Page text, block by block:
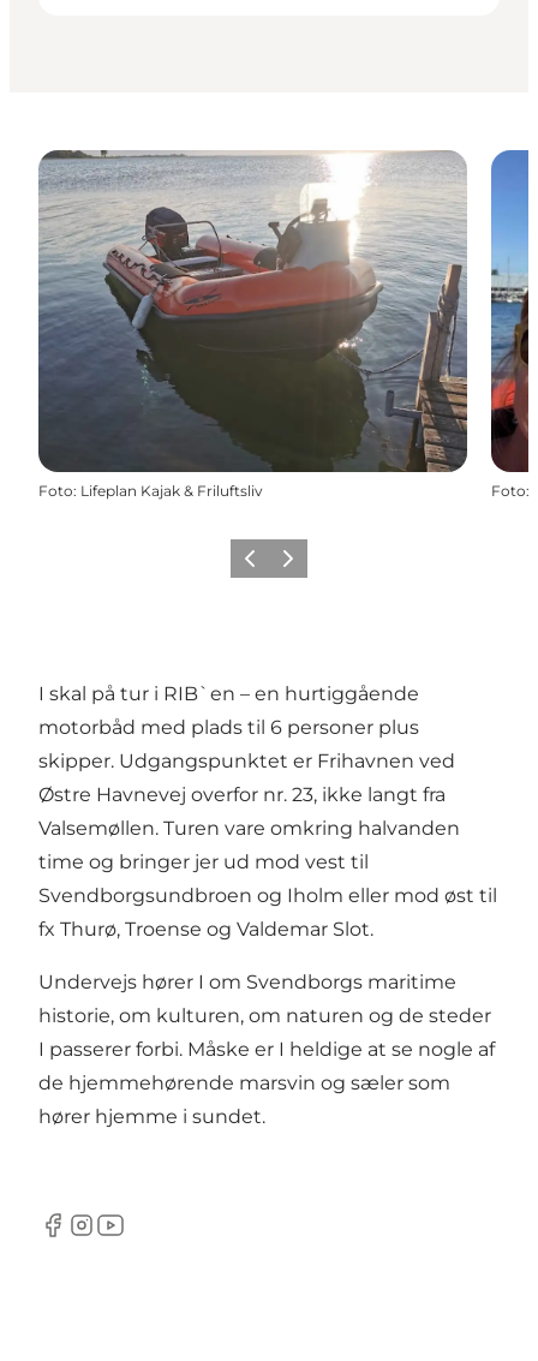
Foto: Lifeplan Kajak & Friluftsliv Foto:
ForrigeNæste
I skal på tur i RIB`en – en hurtiggående
motorbåd med plads til 6 personer plus
skipper. Udgangspunktet er Frihavnen ved
Østre Havnevej overfor nr. 23, ikke langt fra
Valsemøllen. Turen vare omkring halvanden
time og bringer jer ud mod vest til
Svendborgsundbroen og Iholm eller mod øst til
fx Thurø, Troense og Valdemar Slot.
Undervejs hører I om Svendborgs maritime
historie, om kulturen, om naturen og de steder
I passerer forbi. Måske er I heldige at se nogle af
de hjemmehørende marsvin og sæler som
hører hjemme i sundet.
Facebook
Instagram
YouTube